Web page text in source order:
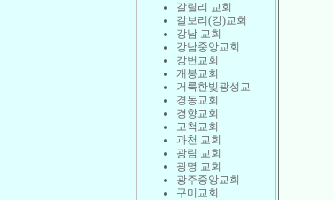
갈릴리 교회
갈보리(강)교회
강남 교회
강남중앙교회
강변교회
개봉교회
거룩한빛광성교
경동교회
경향교회
고척교회
과천 교회
광림 교회
광명 교회
광주중앙교회
구미교회